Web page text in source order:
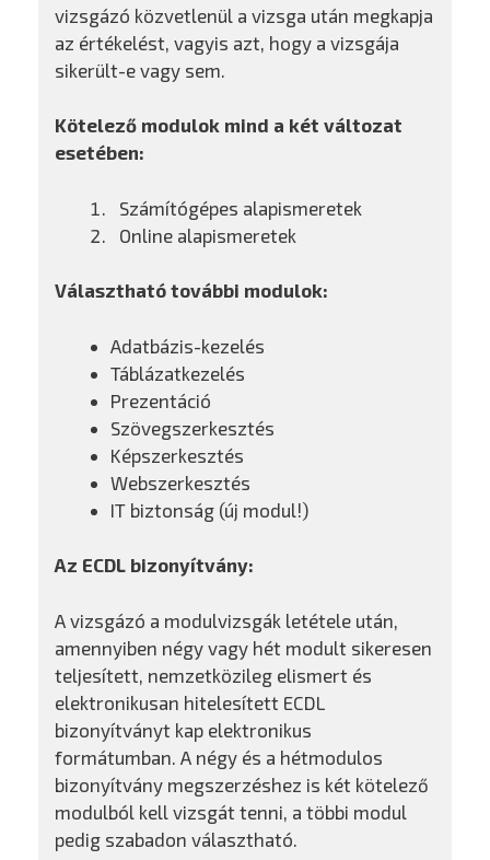
vizsgázó közvetlenül a vizsga után megkapja
az értékelést, vagyis azt, hogy a vizsgája
sikerült-e vagy sem.
Kötelező modulok mind a két változat
esetében:
Számítógépes alapismeretek
Online alapismeretek
Választható további modulok:
Adatbázis-kezelés
Táblázatkezelés
Prezentáció
Szövegszerkesztés
Képszerkesztés
Webszerkesztés
IT biztonság (új modul!)
Az ECDL bizonyítvány:
A vizsgázó a modulvizsgák letétele után,
amennyiben négy vagy hét modult sikeresen
teljesített, nemzetközileg elismert és
elektronikusan hitelesített ECDL
bizonyítványt kap elektronikus
formátumban. A négy és a hétmodulos
bizonyítvány megszerzéshez is két kötelező
modulból kell vizsgát tenni, a többi modul
pedig szabadon választható.